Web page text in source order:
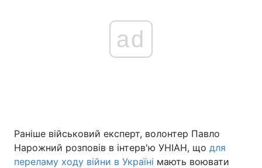
ad
Раніше військовий експерт, волонтер Павло
Нарожний розповів в інтерв'ю УНІАН, що для
переламу ходу війни в Україні мають воювати